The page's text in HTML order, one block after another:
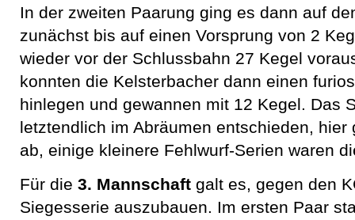
In der zweiten Paarung ging es dann auf
zunächst bis auf einen Vorsprung von 2
wieder vor der Schlussbahn 27 Kegel
konnten die Kelsterbacher dann einen
hinlegen und gewannen mit 12 Kegel. Das
letztendlich im Abräumen entschieden, hier
ab, einige kleinere Fehlwurf-Serien waren
Für die 3. Mannschaft galt es, gegen den
Siegesserie auszubauen. Im ersten Paar